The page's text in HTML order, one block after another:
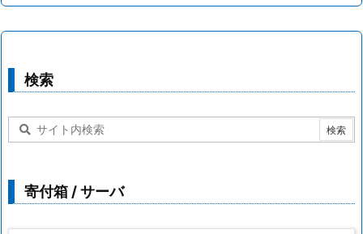
検索
寄付箱 / サーバ